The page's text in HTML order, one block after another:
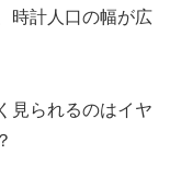
時計人口の幅が広
見られるのはイヤ